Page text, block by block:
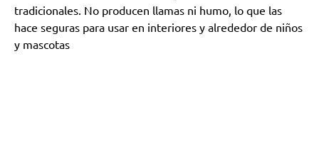
tradicionales. No producen llamas ni humo, lo que las
hace seguras para usar en interiores y alrededor de niños
y mascotas